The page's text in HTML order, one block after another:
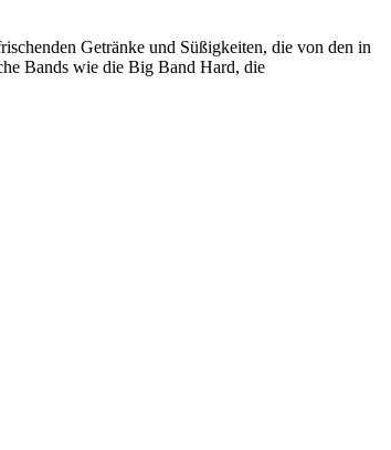
Getränke und Süßigkeiten, die von den in
Bands wie die Big Band Hard, die